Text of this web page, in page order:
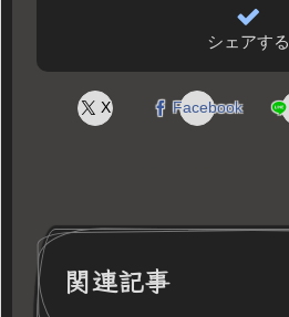
シェアする
X Facebook
関連記事